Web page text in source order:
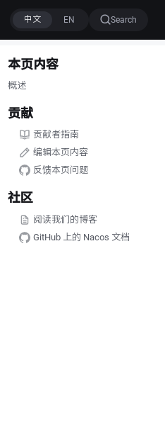
Search
本页内容
概述
贡献
贡献者指南
编辑本页内容
反馈本页问题
社区
阅读我们的博客
GitHub 上的 Nacos 文档